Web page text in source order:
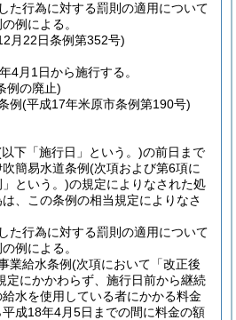
た行為に対する罰則の適用について
例による。
月22日条例第352号)
4月1日から施行する。
例の廃止)
例(平成17年米原市条例第190号)
下「施行日」という。)の前日まで
簡易水道条例(次項および第6項に
という。)の規定によりなされた処
、この条例の相当規定によりなさ
た行為に対する罰則の適用について
例による。
業給水条例(次項において「改正後
定にかかわらず、施行日前から継続
水を使用している者にかかる料金
成18年4月5日までの間に料金の額